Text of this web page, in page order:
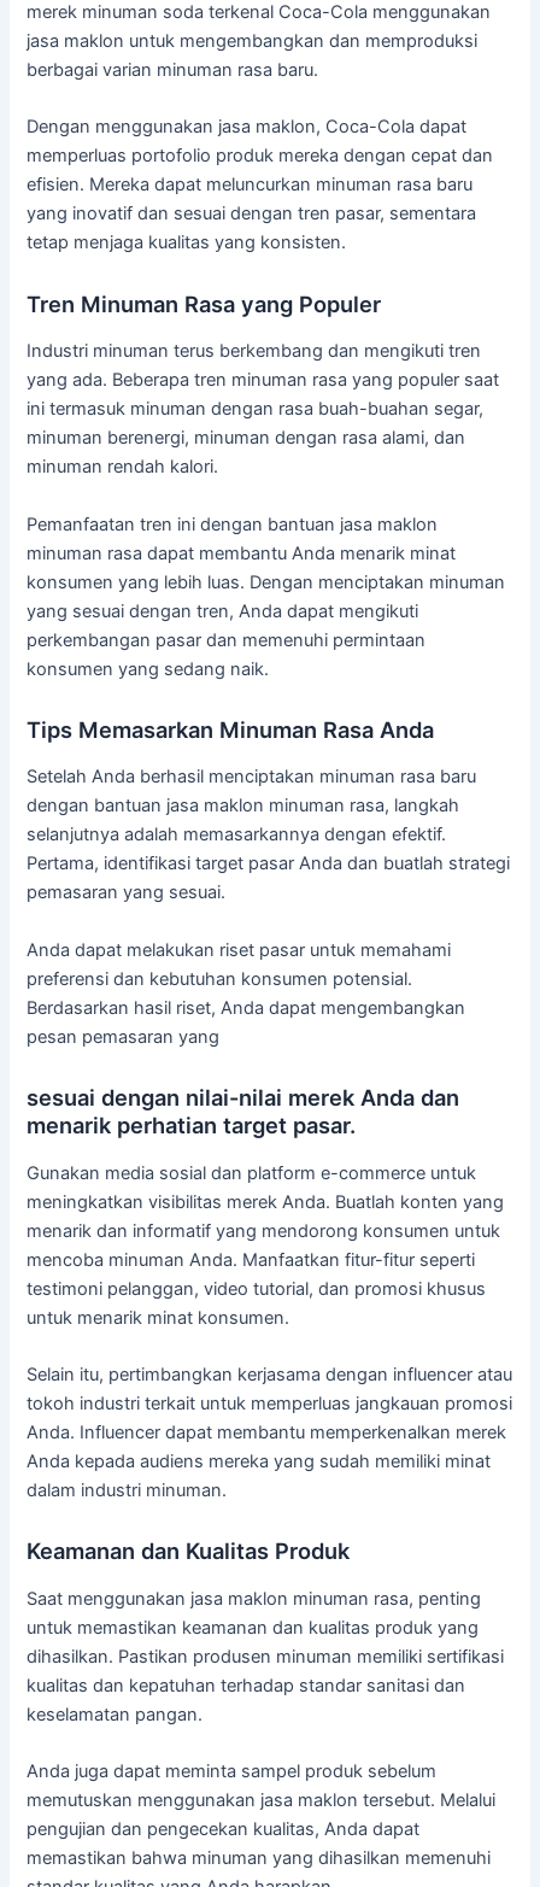
merek minuman soda terkenal Coca-Cola menggunakan
jasa maklon untuk mengembangkan dan memproduksi
berbagai varian minuman rasa baru.
Dengan menggunakan jasa maklon, Coca-Cola dapat
memperluas portofolio produk mereka dengan cepat dan
efisien. Mereka dapat meluncurkan minuman rasa baru
yang inovatif dan sesuai dengan tren pasar, sementara
tetap menjaga kualitas yang konsisten.
Tren Minuman Rasa yang Populer
Industri minuman terus berkembang dan mengikuti tren
yang ada. Beberapa tren minuman rasa yang populer saat
ini termasuk minuman dengan rasa buah-buahan segar,
minuman berenergi, minuman dengan rasa alami, dan
minuman rendah kalori.
Pemanfaatan tren ini dengan bantuan jasa maklon
minuman rasa dapat membantu Anda menarik minat
konsumen yang lebih luas. Dengan menciptakan minuman
yang sesuai dengan tren, Anda dapat mengikuti
perkembangan pasar dan memenuhi permintaan
konsumen yang sedang naik.
Tips Memasarkan Minuman Rasa Anda
Setelah Anda berhasil menciptakan minuman rasa baru
dengan bantuan jasa maklon minuman rasa, langkah
selanjutnya adalah memasarkannya dengan efektif.
Pertama, identifikasi target pasar Anda dan buatlah strategi
pemasaran yang sesuai.
Anda dapat melakukan riset pasar untuk memahami
preferensi dan kebutuhan konsumen potensial.
Berdasarkan hasil riset, Anda dapat mengembangkan
pesan pemasaran yang
sesuai dengan nilai-nilai merek Anda dan
menarik perhatian target pasar.
Gunakan media sosial dan platform e-commerce untuk
meningkatkan visibilitas merek Anda. Buatlah konten yang
menarik dan informatif yang mendorong konsumen untuk
mencoba minuman Anda. Manfaatkan fitur-fitur seperti
testimoni pelanggan, video tutorial, dan promosi khusus
untuk menarik minat konsumen.
Selain itu, pertimbangkan kerjasama dengan influencer atau
tokoh industri terkait untuk memperluas jangkauan promosi
Anda. Influencer dapat membantu memperkenalkan merek
Anda kepada audiens mereka yang sudah memiliki minat
dalam industri minuman.
Keamanan dan Kualitas Produk
Saat menggunakan jasa maklon minuman rasa, penting
untuk memastikan keamanan dan kualitas produk yang
dihasilkan. Pastikan produsen minuman memiliki sertifikasi
kualitas dan kepatuhan terhadap standar sanitasi dan
keselamatan pangan.
Anda juga dapat meminta sampel produk sebelum
memutuskan menggunakan jasa maklon tersebut. Melalui
pengujian dan pengecekan kualitas, Anda dapat
memastikan bahwa minuman yang dihasilkan memenuhi